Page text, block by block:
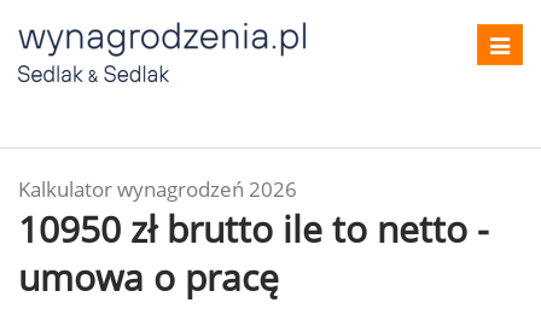
Kalkulator wynagrodzeń 2026
10950 zł brutto ile to netto -
umowa o pracę